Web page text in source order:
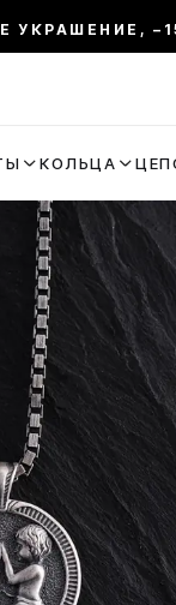
УКРАШЕНИЕ,
КОЛЬЦА